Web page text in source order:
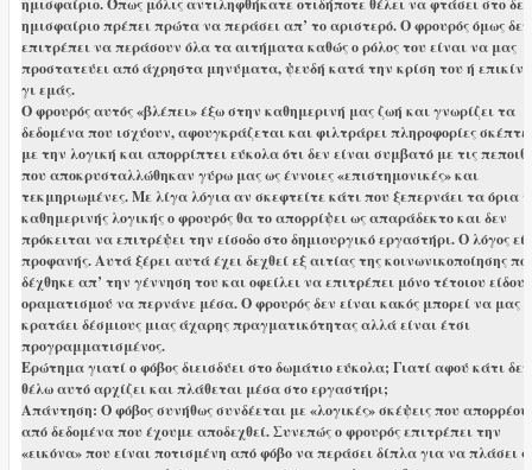
ημισφαίριο. Όπως μόλις αντιληφθήκατε οτιδήποτε θέλει να φτάσει στο
ημισφαίριο πρέπει πρώτα να περάσει απ’ το αριστερό. Ο φρουρός όμως δεν
επιτρέπει να περάσουν όλα τα αιτήματα καθώς ο ρόλος του είναι να μας
προστατεύει από άχρηστα μηνύματα, ψευδή κατά την κρίση του ή
γι εμάς.
Ο φρουρός αυτός «βλέπει» έξω στην καθημερινή μας ζωή και γνωρίζει τα
δεδομένα που ισχύουν, αφουγκράζεται και φιλτράρει πληροφορίες
με την λογική και απορρίπτει εύκολα ότι δεν είναι συμβατό με τις
που αποκρυσταλλώθηκαν γύρω μας ως έννοιες «επιστημονικές» και
τεκμηριωμένες. Με λίγα λόγια αν σκεφτείτε κάτι που ξεπερνάει τα όρια
καθημερινής λογικής ο φρουρός θα το απορρίψει ως απαράδεκτο και δεν
πρόκειται να επιτρέψει την είσοδο στο δημιουργικό εργαστήρι. Ο λόγος
προφανής. Αυτά ξέρει αυτά έχει δεχθεί εξ αιτίας της κοινωνικοποίησης
δέχθηκε απ’ την γέννηση του και οφείλει να επιτρέπει μόνο τέτοιου είδους
οραματισμού να περνάνε μέσα. Ο φρουρός δεν είναι κακός μπορεί να μας
κρατάει δέσμιους μιας άχαρης πραγματικότητας αλλά είναι έτσι
προγραμματισμένος.
Ερώτημα γιατί ο φόβος διεισδύει στο δωμάτιο εύκολα; Γιατί αφού κάτι
θέλω αυτό αρχίζει και πλάθεται μέσα στο εργαστήρι;
Απάντηση: Ο φόβος συνήθως συνδέεται με «λογικές» σκέψεις που
από δεδομένα που έχουμε αποδεχθεί. Συνεπώς ο φρουρός επιτρέπει την
«εικόνα» που είναι ποτισμένη από φόβο να περάσει δίπλα για να πλάσει